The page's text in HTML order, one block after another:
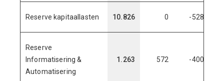
Reserve kapitaallasten 10.826 0 -528
Reserve
Informatisering &
Automatisering
1.263 572 -400